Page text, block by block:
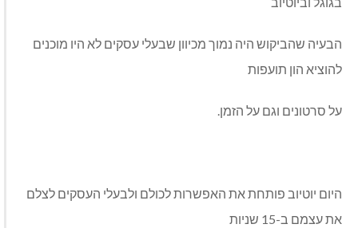
הבעיה שהביקוש היה נמוך מכיוון שבעלי עסקים לא היו מוכנים
להוציא הון תועפות
על סרטונים וגם על הזמן.
היום יוטיוב פותחת את האפשרות לכולם ולבעלי העסקים לצלם
את עצמם ב-15 שניות